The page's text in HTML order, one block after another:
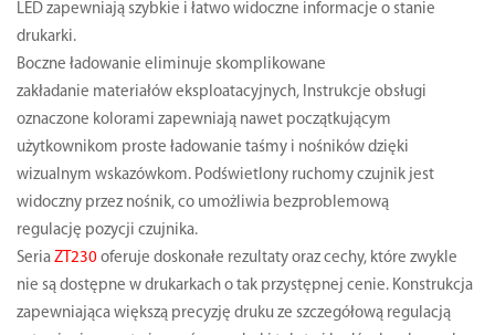
LED zapewniają szybkie i łatwo widoczne informacje o stanie
drukarki.
Boczne ładowanie eliminuje skomplikowane
zakładanie materiałów eksploatacyjnych, Instrukcje obsługi
oznaczone kolorami zapewniają nawet początkującym
użytkownikom proste ładowanie taśmy i nośników dzięki
wizualnym wskazówkom. Podświetlony ruchomy czujnik jest
widoczny przez nośnik, co umożliwia bezproblemową
regulację pozycji czujnika.
Seria ZT230 oferuje doskonałe rezultaty oraz cechy, które zwykle
nie są dostępne w drukarkach o tak przystępnej cenie. Konstrukcja
zapewniająca większą precyzję druku ze szczegółową regulacją